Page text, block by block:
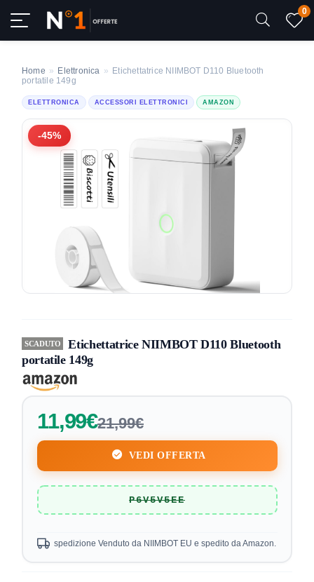
0
Home » Elettronica » Etichettatrice NIIMBOT D110 Bluetooth
portatile 149g
ELETTRONICA ACCESSORI ELETTRONICI AMAZON
-45%
SCADUTO
Etichettatrice NIIMBOT D110 Bluetooth
portatile 149g
11,99€21,99€
VEDI OFFERTA
P6V5V5EE
spedizione Venduto da NIIMBOT EU e spedito da Amazon.